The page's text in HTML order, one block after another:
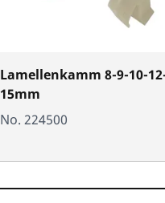
Lamellenkamm 8-9-10-
15mm
No. 224500